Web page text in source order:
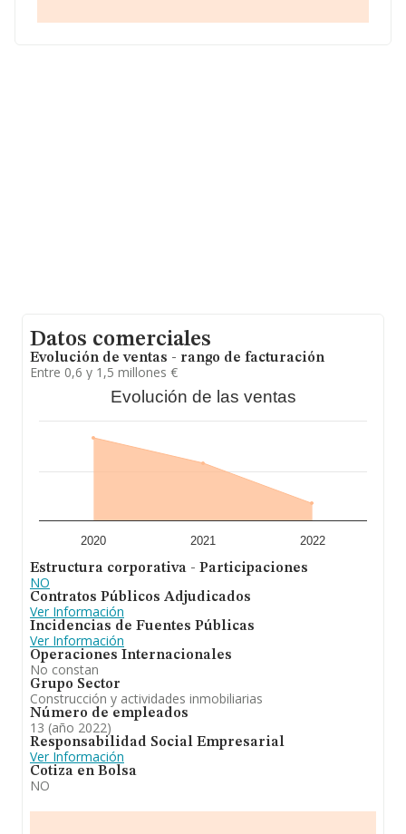
se estima que el promedio de la facturación entre todas
Datos comerciales
Evolución de ventas - rango de facturación
Entre 0,6 y 1,5 millones €
Evolución de las ventas
2020 2021 2022
Estructura corporativa - Participaciones
NO
Contratos Públicos Adjudicados
Ver Información
Incidencias de Fuentes Públicas
Ver Información
Operaciones Internacionales
No constan
Grupo Sector
Construcción y actividades inmobiliarias
Número de empleados
13 (año 2022)
Responsabilidad Social Empresarial
Ver Información
Cotiza en Bolsa
NO